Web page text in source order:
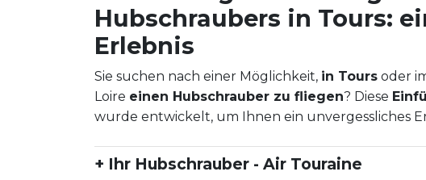
Hubschraubers in Tours:
Erlebnis
Sie suchen nach einer Möglichkeit, in Tours oder
Loire einen Hubschrauber zu fliegen? Diese
wurde entwickelt, um Ihnen ein unvergessliches
+ Ihr Hubschrauber - Air Touraine